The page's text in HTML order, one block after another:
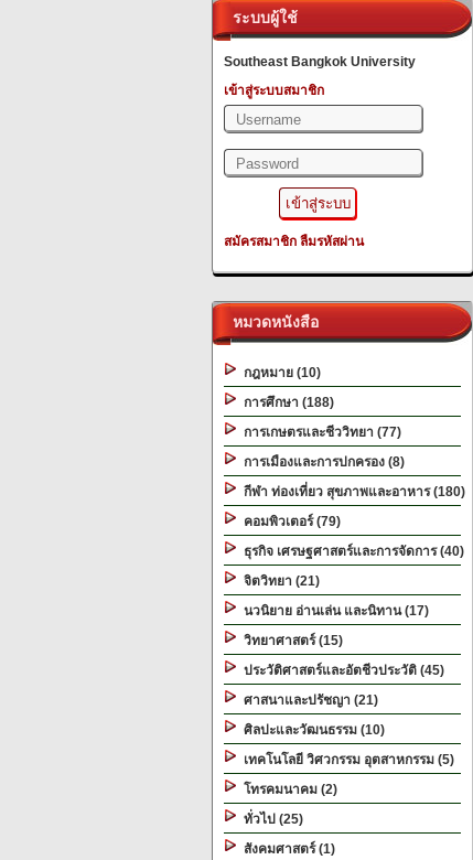
ระบบผู้ใช้
Southeast Bangkok University
เข้าสู่ระบบสมาชิก
สมัครสมาชิก ลืมรหัสผ่าน
หมวดหนังสือ
กฎหมาย (10)
การศึกษา (188)
การเกษตรและชีววิทยา (77)
การเมืองและการปกครอง (8)
กีฬา ท่องเที่ยว สุขภาพและอาหาร (180)
คอมพิวเตอร์ (79)
ธุรกิจ เศรษฐศาสตร์และการจัดการ (40)
จิตวิทยา (21)
นวนิยาย อ่านเล่น และนิทาน (17)
วิทยาศาสตร์ (15)
ประวัติศาสตร์และอัตชีวประวัติ (45)
ศาสนาและปรัชญา (21)
ศิลปะและวัฒนธรรม (10)
เทคโนโลยี วิศวกรรม อุตสาหกรรม (5)
โทรคมนาคม (2)
ทั่วไป (25)
สังคมศาสตร์ (1)